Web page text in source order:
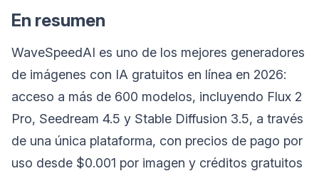
En resumen
WaveSpeedAI es uno de los mejores generadores
de imágenes con IA gratuitos en línea en 2026:
acceso a más de 600 modelos, incluyendo Flux 2
Pro, Seedream 4.5 y Stable Diffusion 3.5, a través
de una única plataforma, con precios de pago por
uso desde $0.001 por imagen y créditos gratuitos